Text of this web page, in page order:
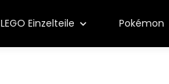
LEGO Einzelteile Pokémon